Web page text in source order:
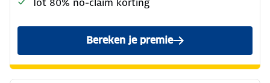
Bereken je premievoor de ANWB Reguliere